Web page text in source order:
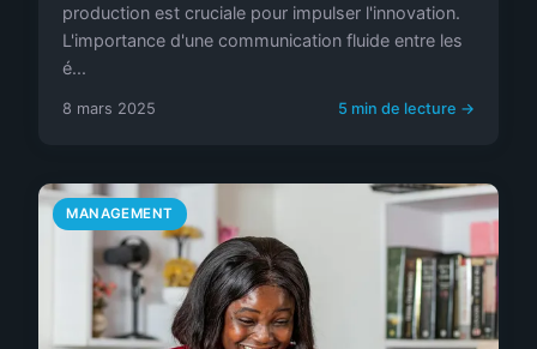
production est cruciale pour impulser l'innovation.
L'importance d'une communication fluide entre les
é...
8 mars 2025 5 min de lecture →
MANAGEMENT